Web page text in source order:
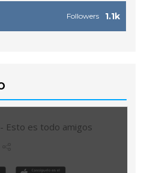
1.1k
Followers